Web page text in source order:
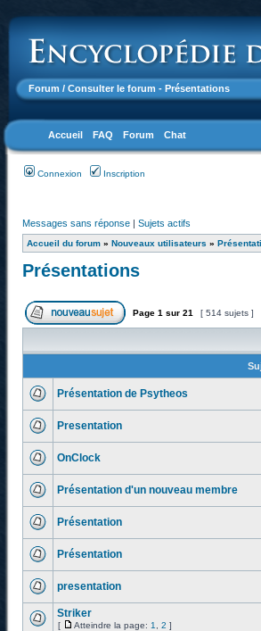
Forum / Consulter le forum - Présentations
Accueil FAQ Forum Chat
Connexion Inscription
Messages sans réponse | Sujets actifs
Accueil du forum » Nouveaux utilisateurs »
Présentations
Page 1 sur 21 [ 514 sujets ]
Présentation de Psytheos
Presentation
OnClock
Présentation d'un nouveau membre
Présentation
Présentation
presentation
Striker
[ Atteindre la page: 1 2 ]